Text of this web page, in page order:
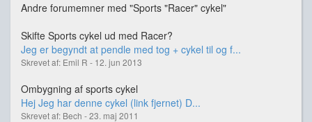
Andre forumemner med "Sports "Racer" cykel"
Skifte Sports cykel ud med Racer?
Jeg er begyndt at pendle med tog + cykel til og f...
Skrevet af: Emil R - 12. jun 2013
Ombygning af sports cykel
Hej Jeg har denne cykel (link fjernet) D...
Skrevet af: Bech - 23. maj 2011